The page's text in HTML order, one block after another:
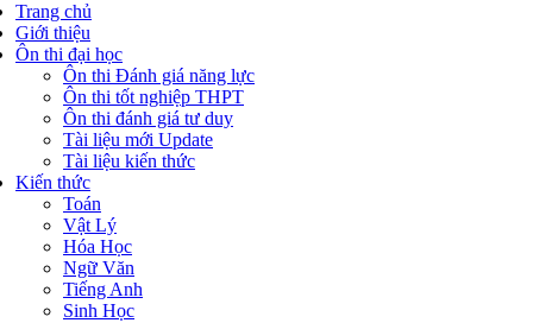
Trang chủ
Giới thiệu
Ôn thi đại học
Ôn thi Đánh giá năng lực
Ôn thi tốt nghiệp THPT
Ôn thi đánh giá tư duy
Tài liệu mới Update
Tài liệu kiến thức
Kiến thức
Toán
Vật Lý
Hóa Học
Ngữ Văn
Tiếng Anh
Sinh Học